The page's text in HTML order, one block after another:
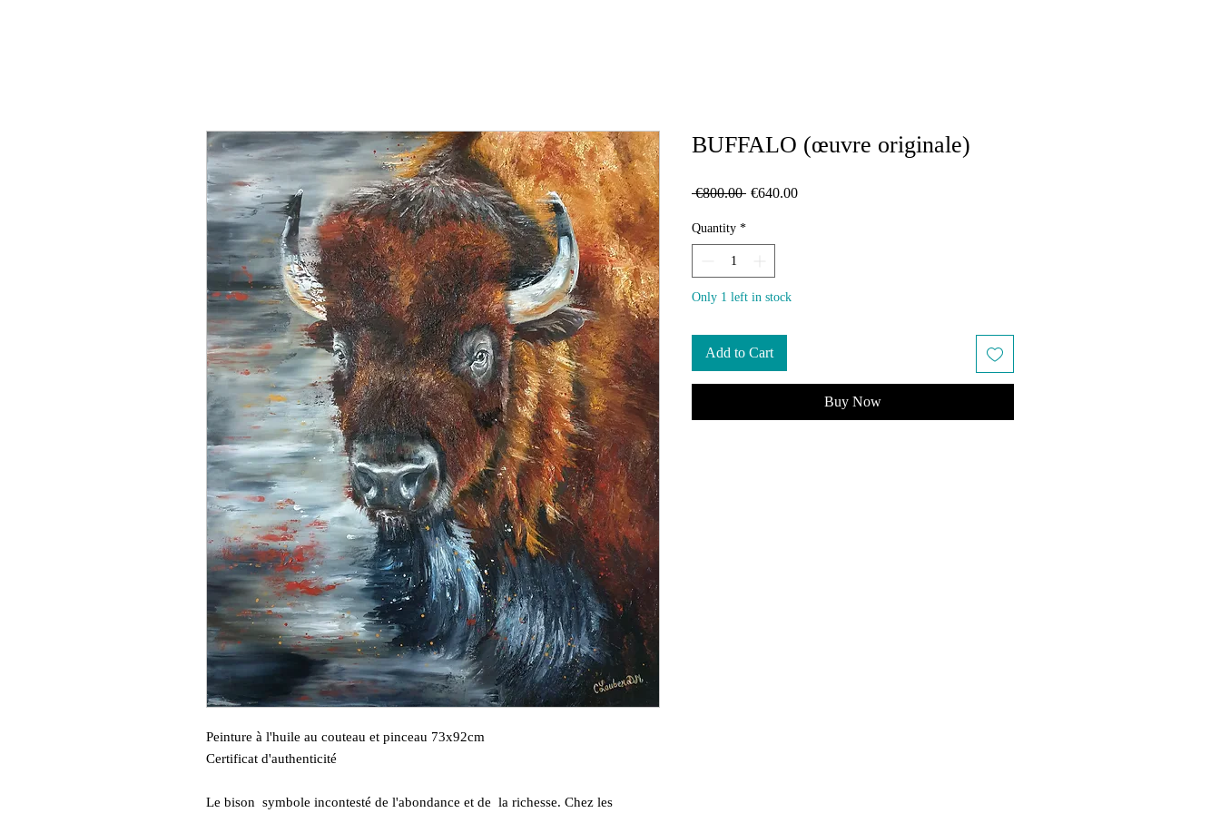
Peinture à l'huile au couteau et pinceau 73x92cm
Certificat d'authenticité
Le bison symbole incontesté de l'abondance et de la richesse. Chez les
BUFFALO (œuvre originale)
€800.00 Regular
€640.00Sale
Quantity *
Only 1 left in stock
Add to Cart
Buy Now